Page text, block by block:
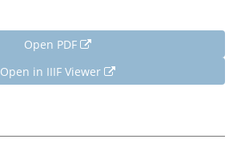
Open PDF
Open in IIIF Viewer